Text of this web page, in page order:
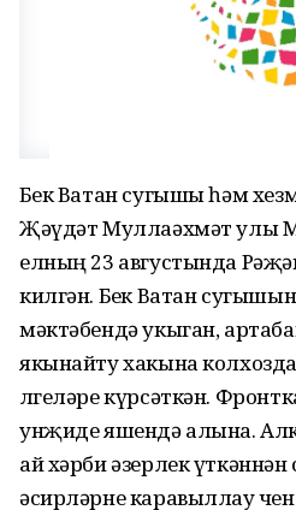
Бөек Ватан сугышы һәм
Җәүдәт Муллаәхмәт улы
елның 23 августында
килгән. Бөек Ватан
мәктәбендә укыган,
якынайту хакына
өлгеләре күрсәткән.
унҗиде яшендә алына.
ай хәрби әзерлек
әсирләрне каравыллау